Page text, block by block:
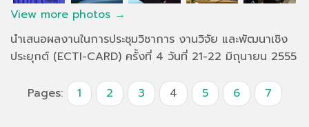
View more photos →
นำเสนอผลงานในการประชุมวิชาการ งานวิจัย และพัฒนาเชิง
ประยุกต์ (ECTI-CARD) ครั้งที่ 4 วันที่ 21-22 มิถุนายน 2555
Pages: 1 2 3 4 5 6 7